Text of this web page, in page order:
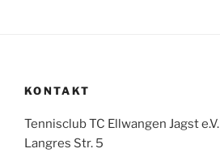
KONTAKT
Tennisclub TC Ellwangen Jagst e.V.
Langres Str. 5